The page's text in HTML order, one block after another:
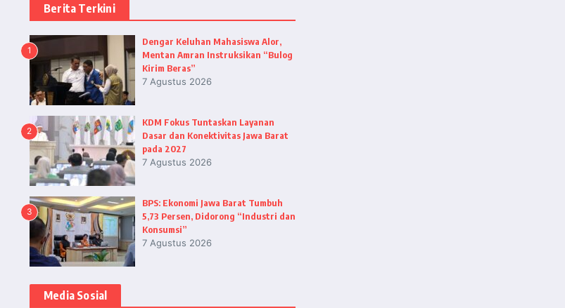
Berita Terkini
1
Dengar Keluhan Mahasiswa Alor,
Mentan Amran Instruksikan “Bulog
Kirim Beras”
7 Agustus 2026
2
KDM Fokus Tuntaskan Layanan
Dasar dan Konektivitas Jawa Barat
pada 2027
7 Agustus 2026
3
BPS: Ekonomi Jawa Barat Tumbuh
5,73 Persen, Didorong “Industri dan
Konsumsi”
7 Agustus 2026
Media Sosial